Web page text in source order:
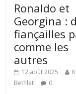
Ronaldo et
Georgina :
fiançailles
comme les
autres
12 août 2025
Bethlet
0